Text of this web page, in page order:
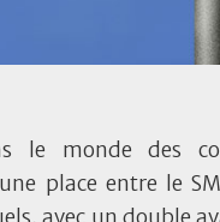
le monde des
place entre le